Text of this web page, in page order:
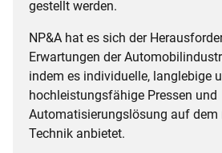
gestellt werden.
NP&A hat es sich der
Erwartungen der
indem es individuelle, langlebige
hochleistungsfähige Pressen und
Automatisierungslösung auf dem
Technik anbietet.